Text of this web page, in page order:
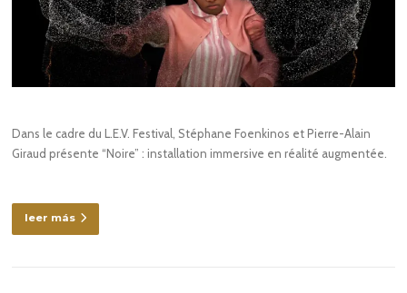
Dans le cadre du L.E.V. Festival, Stéphane Foenkinos et Pierre-Alain
Giraud présente “Noire” : installation immersive en réalité augmentée.
leer más